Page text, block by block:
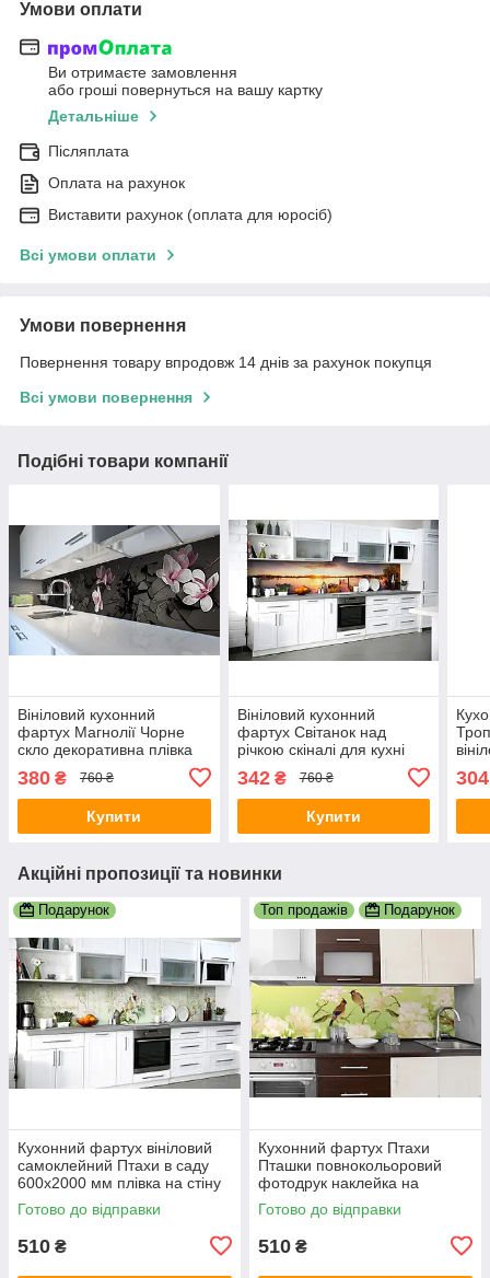
Умови оплати
Ви отримаєте замовлення
або гроші повернуться на вашу картку
Детальніше
Післяплата
Оплата на рахунок
Виставити рахунок (оплата для юросіб)
Всі умови оплати
Умови повернення
Повернення товару впродовж 14 днів за рахунок покупця
Всі умови повернення
Подібні товари компанії
Вініловий кухонний
фартух Магнолії Чорне
скло декоративна плівка
наклейка скіналі ПВХ лоза
ягоди Зелений 600х3000
мм
380 ₴ 760 ₴
Купити
Вініловий кухонний
фартух Світанок над
річкою скіналі для кухні
наклейка ПВХ сонце вода
озеро Бежевий 600х3000
мм
342₴ 760 ₴
Купити
304
Акційні пропозиції та новинки
Подарунок
Кухонний фартух вініловий
самоклейний Птахи в саду
600х2000 мм плівка на стіну
Happy Pocket Z181429
Готово до відправки
510 ₴
Топ продажів Подарунок
Кухонний фартух Птахи
Пташки повнокольоровий
фотодрук наклейка на
стінову панель для кухні
природа 600х2000 мм
Готово до відправки
510 ₴